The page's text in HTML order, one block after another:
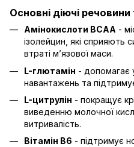
Основні діючі речовини
Амінокислоти BCAA -
ізолейцин, які сприяють
втраті м’язової маси.
L-глютамін - допомагає
навантажень та
L-цитрулін - покращує
виведенню молочної
витривалість.
Вітамін B6 - підтримує